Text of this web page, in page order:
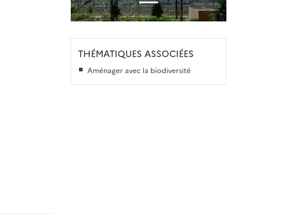
THÉMATIQUES ASSOCIÉES
Aménager avec la biodiversité